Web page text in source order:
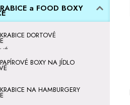
a FOOD BOXY
KRABICE DORTOVÉ
PAPÍROVÉ BOXY NA JÍDLO
KRABICE NA HAMBURGERY